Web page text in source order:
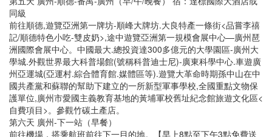
同級
前往順德,遊覽亞洲第一牌坊-順峰大牌坊.大良特產一條街<品嘗李禧
記/順德特色小吃-雙皮奶>,途中遊覽亞洲第一規模會展中心—廣州琶
洲國際會展中心。中國最大.總投資達300多億元的大學園區-廣州大
學城.外觀世界最大科普場館(號稱科普迪士尼)-廣東科學中心.車遊廣
州亞運城(亞運村.綜合體育館.媒體區等).遊覽大革命時期孫中山在中
國共產黨和蘇聯的幫助下建立的一所新型軍事學校,全國重點文物保
護單位,廣州市愛國主義教育基地的黃埔軍校舊址紀念館旅遊文化區<
自費項目>。參觀竹碳土產店。
第六天 廣州-下一站（早餐）
前往機場，搭乘航班前往下一目的地。【早上8點至下午3點免費送